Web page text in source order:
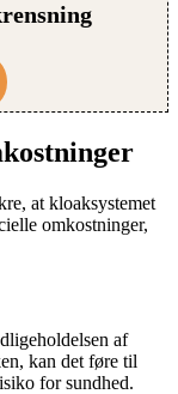
at kloaksystemet
omkostninger,
af
kan det føre til
for sundhed.